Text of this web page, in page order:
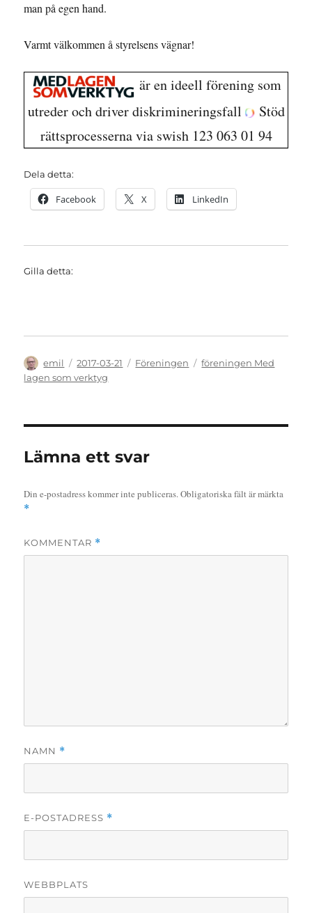
man på egen hand.
Varmt välkommen å styrelsens vägnar!
är en ideell förening som
utreder och driver diskrimineringsfall
Stöd
rättsprocesserna via swish 123 063 01 94
Dela detta:
Facebook X LinkedIn
Gilla detta:
Författare
emil
Publicerat
den
2017-03-21 Kategorier
Föreningen Etiketter
föreningen Med
lagen som verktyg
Lämna ett svar
Din e-postadress kommer inte publiceras.Obligatoriska fält är märkta
*
KOMMENTAR *
NAMN *
E-POSTADRESS *
WEBBPLATS